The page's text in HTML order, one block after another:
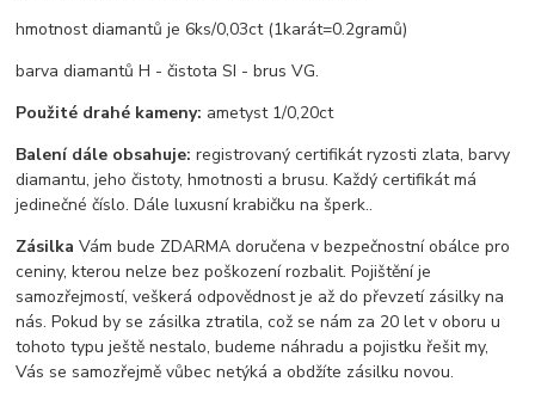
hmotnost diamantů je 6ks/0,03ct (1karát=0.2gramů)
barva diamantů H - čistota SI - brus VG.
Použité drahé kameny: ametyst 1/0,20ct
Balení dále obsahuje: registrovaný certifikát ryzosti zlata, barvy
diamantu, jeho čistoty, hmotnosti a brusu. Každý certifikát má
jedinečné číslo. Dále luxusní krabičku na šperk..
Zásilka Vám bude ZDARMA doručena v bezpečnostní obálce pro
ceniny, kterou nelze bez poškození rozbalit. Pojištění je
samozřejmostí, veškerá odpovědnost je až do převzetí zásilky na
nás. Pokud by se zásilka ztratila, což se nám za 20 let v oboru u
tohoto typu ještě nestalo, budeme náhradu a pojistku řešit my,
Vás se samozřejmě vůbec netýká a obdžíte zásilku novou.